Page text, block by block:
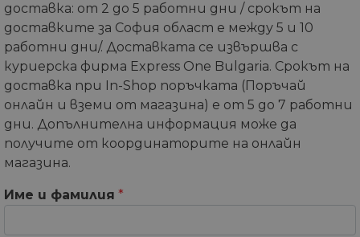
доставка: от 2 до 5 работни дни / срокът на
доставките за София област е между 5 и 10
работни дни/. Доставката се извършва с
куриерска фирма Express One Bulgaria. Срокът на
доставка при In-Shop поръчката (Поръчай
онлайн и вземи от магазина) е от 5 до 7 работни
дни. Допълнителна информация може да
получите от координаторите на онлайн
магазина.
Име и фамилия *